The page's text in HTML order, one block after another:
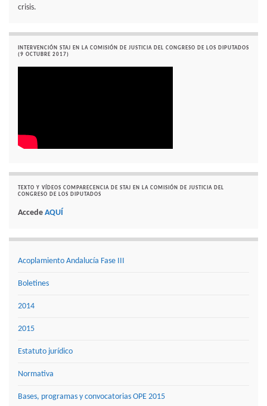
crisis.
INTERVENCIÓN STAJ EN LA COMISIÓN DE JUSTICIA DEL CONGRESO DE LOS DIPUTADOS
(9 OCTUBRE 2017)
TEXTO Y VÍDEOS COMPARECENCIA DE STAJ EN LA COMISIÓN DE JUSTICIA DEL
CONGRESO DE LOS DIPUTADOS
Accede AQUÍ
Acoplamiento Andalucía Fase III
Boletines
2014
2015
Estatuto jurídico
Normativa
Bases, programas y convocatorias OPE 2015